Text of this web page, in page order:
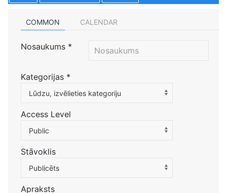
COMMON CALENDAR
Nosaukums *
Kategorijas *
Atlasiet kategoriju, lai filtrētu sarakstu
Lūdzu, izvēlieties kategoriju
Access Level
Public
Stāvoklis
Publicēts
Apraksts